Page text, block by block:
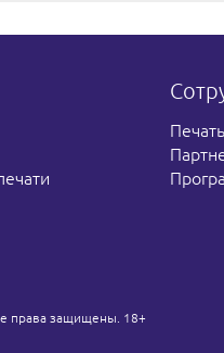
права защищены. 18+